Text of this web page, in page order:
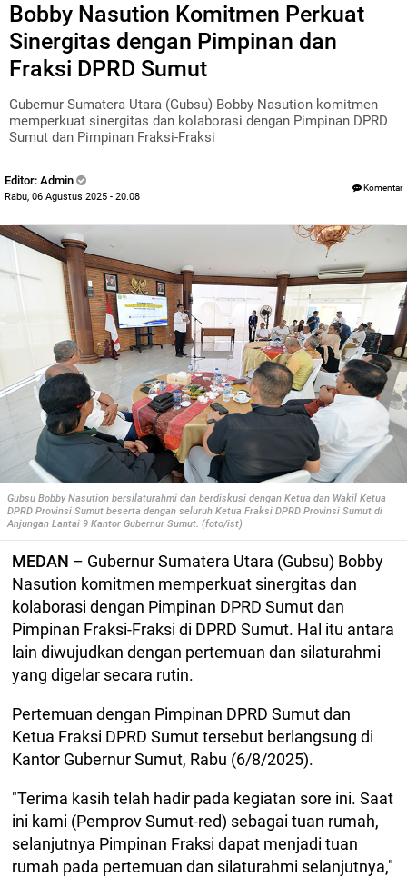
Bobby Nasution Komitmen Perkuat
Sinergitas dengan Pimpinan dan
Fraksi DPRD Sumut
Gubernur Sumatera Utara (Gubsu) Bobby Nasution komitmen
memperkuat sinergitas dan kolaborasi dengan Pimpinan DPRD
Sumut dan Pimpinan Fraksi-Fraksi
Editor: Admin
Rabu, 06 Agustus 2025 - 20.08
Komentar
Gubsu Bobby Nasution bersilaturahmi dan berdiskusi dengan Ketua dan Wakil Ketua
DPRD Provinsi Sumut beserta dengan seluruh Ketua Fraksi DPRD Provinsi Sumut di
Anjungan Lantai 9 Kantor Gubernur Sumut. (foto/ist)
MEDAN – Gubernur Sumatera Utara (Gubsu) Bobby
Nasution komitmen memperkuat sinergitas dan
kolaborasi dengan Pimpinan DPRD Sumut dan
Pimpinan Fraksi-Fraksi di DPRD Sumut. Hal itu antara
lain diwujudkan dengan pertemuan dan silaturahmi
yang digelar secara rutin.
Pertemuan dengan Pimpinan DPRD Sumut dan
Ketua Fraksi DPRD Sumut tersebut berlangsung di
Kantor Gubernur Sumut, Rabu (6/8/2025).
"Terima kasih telah hadir pada kegiatan sore ini. Saat
ini kami (Pemprov Sumut-red) sebagai tuan rumah,
selanjutnya Pimpinan Fraksi dapat menjadi tuan
rumah pada pertemuan dan silaturahmi selanjutnya,"